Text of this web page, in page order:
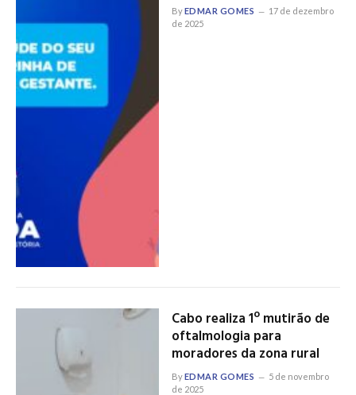
ByEDMAR GOMES
17 de dezembro
de 2025
Cabo realiza 1º mutirão de
oftalmologia para
moradores da zona rural
ByEDMAR GOMES
5 de novembro
de 2025